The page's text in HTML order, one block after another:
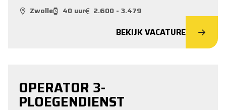
Zwolle 40 uur 2.600 - 3.479
BEKIJK VACATURE
OPERATOR 3-
PLOEGENDIENST